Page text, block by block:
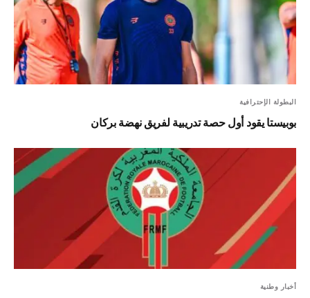
البطولة الإحترافية
بوبيستا يقود أول حصة تدريبية لفريق نهضة بركان
أخبار وطنية